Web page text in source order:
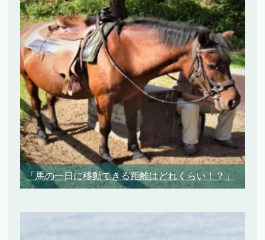
「馬の一日に移動できる距離はどれくらい！？」